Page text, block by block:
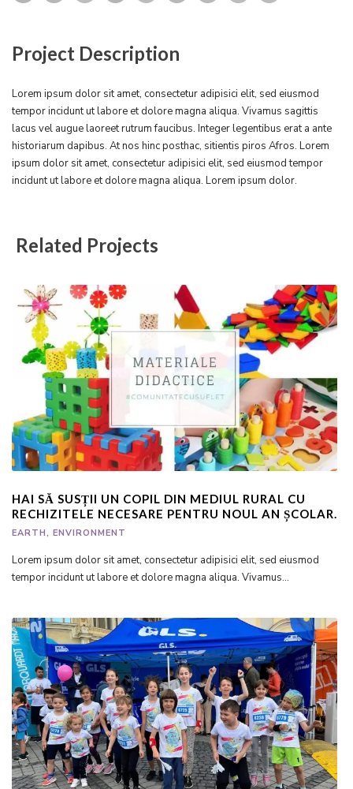
Project Description
Lorem ipsum dolor sit amet, consectetur adipisici elit, sed eiusmod
tempor incidunt ut labore et dolore magna aliqua. Vivamus sagittis
lacus vel augue laoreet rutrum faucibus. Integer legentibus erat a ante
historiarum dapibus. At nos hinc posthac, sitientis piros Afros. Lorem
ipsum dolor sit amet, consectetur adipisici elit, sed eiusmod tempor
incidunt ut labore et dolore magna aliqua. Lorem ipsum dolor.
Related Projects
HAI SĂ SUSȚII UN COPIL DIN MEDIUL RURAL CU
RECHIZITELE NECESARE PENTRU NOUL AN ȘCOLAR.
EARTH, ENVIRONMENT
Lorem ipsum dolor sit amet, consectetur adipisici elit, sed eiusmod
tempor incidunt ut labore et dolore magna aliqua. Vivamus...